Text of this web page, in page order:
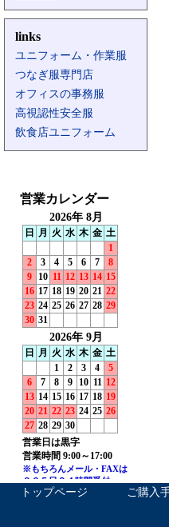
links
ユニフォーム・作業服
つなぎ服専門店
オフィスの事務服
高視認性安全服
飲食店ユニフォーム
トップページ ご購入